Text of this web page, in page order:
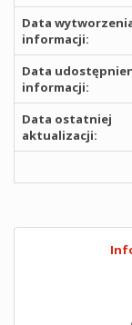
Data
informacji:
Data
informacji:
Data ostatniej
aktualizacji: